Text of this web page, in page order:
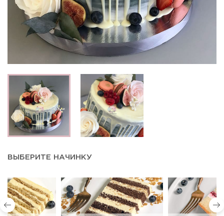
ВЫБЕРИТЕ НАЧИНКУ